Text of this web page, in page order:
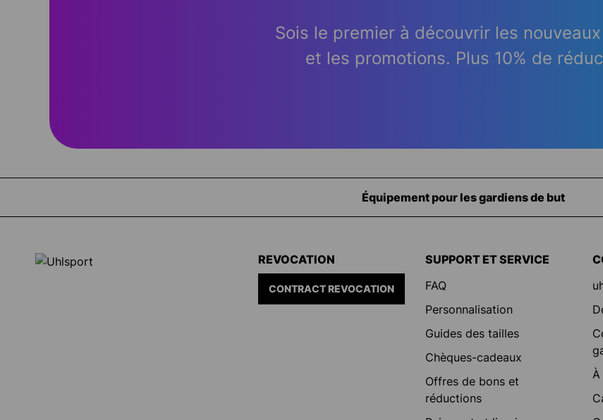
Sois le premier à découvrir les
et les promotions. Plus 10% de
Équipement pour les gardiens de but
REVOCATION
CONTRACT REVOCATION
SUPPORT ET SERVICE
FAQ
Personnalisation
Guides des tailles
Chèques-cadeaux
Offres de bons et
réductions